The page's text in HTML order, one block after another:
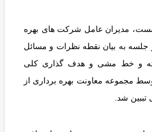
مدیران عامل شرکت های بهره
به بیان نقطه نظرات و مسائل
و خط مشی و هدف گذاری کلی
مجموعه معاونت بهره برداری از
شد.